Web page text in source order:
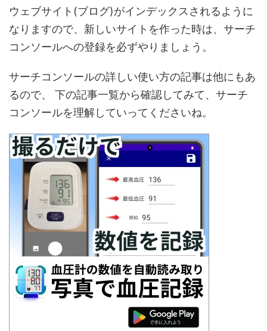
ウェブサイト(ブログ)がインデックスされるように
なりますので、新しいサイトを作った時は、サーチ
コンソールへの登録を必ずやりましょう。
サーチコンソールの詳しい使い方の記事は他にもあ
るので、
下の記事一覧から確認してみて、サーチ
コンソールを理解していってくださいね。